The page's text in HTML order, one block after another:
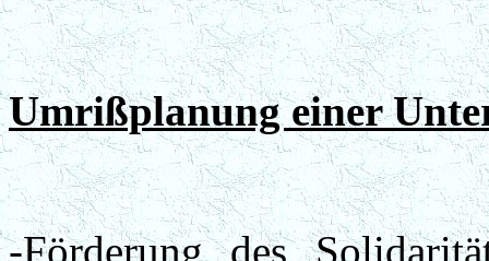
Umrißplanung einer
-Förderung des